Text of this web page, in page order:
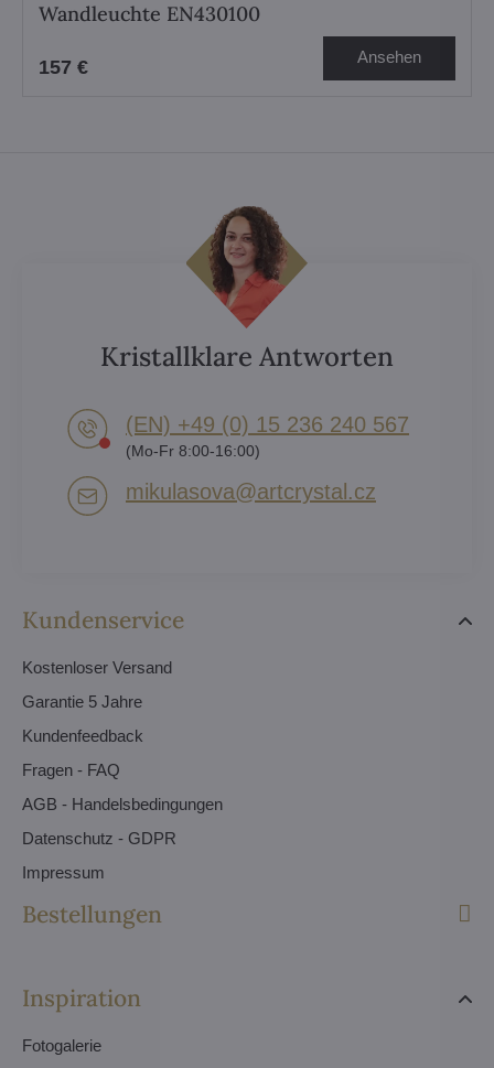
Wandleuchte EN430100
157 € Ansehen
Kundenservice
Kostenloser Versand
Garantie 5 Jahre
Kundenfeedback
Fragen - FAQ
AGB - Handelsbedingungen
Datenschutz - GDPR
Impressum
Bestellungen
Inspiration
Fotogalerie
Kristallklare Antworten
(EN) +49 (0) 15 236 240 567
(Mo-Fr 8:00-16:00)
mikulasova​@artcrystal​.cz